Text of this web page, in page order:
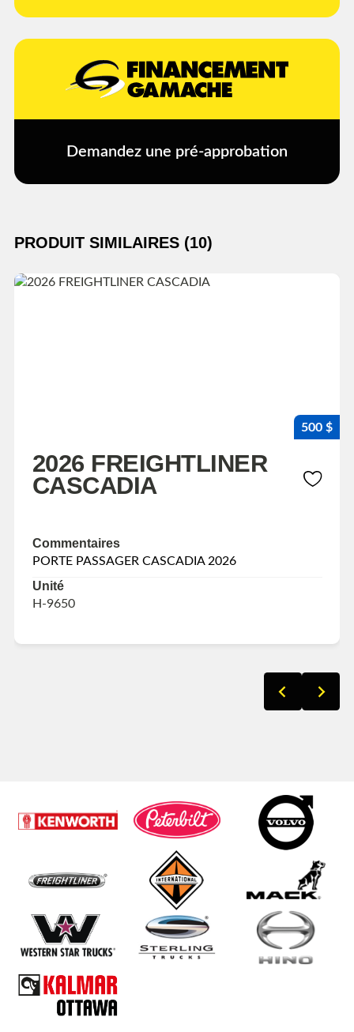
Demandez une pré-approbation
PRODUIT SIMILAIRES (10)
500 $
2026 FREIGHTLINER
CASCADIA
Commentaires
PORTE PASSAGER CASCADIA 2026
Unité
H-9650